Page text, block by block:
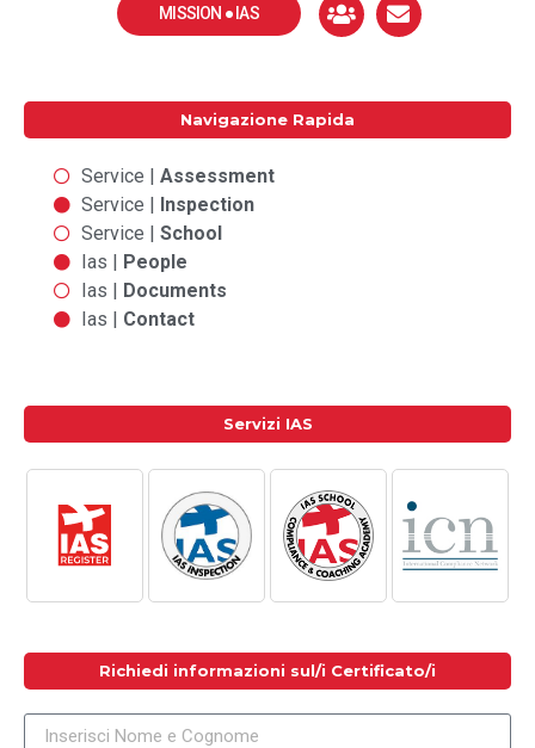
MISSION ● IAS
Navigazione Rapida
Service | Assessment
Service | Inspection
Service | School
Ias | People
Ias | Documents
Ias | Contact
Servizi IAS
Richiedi informazioni sul/i Certificato/i